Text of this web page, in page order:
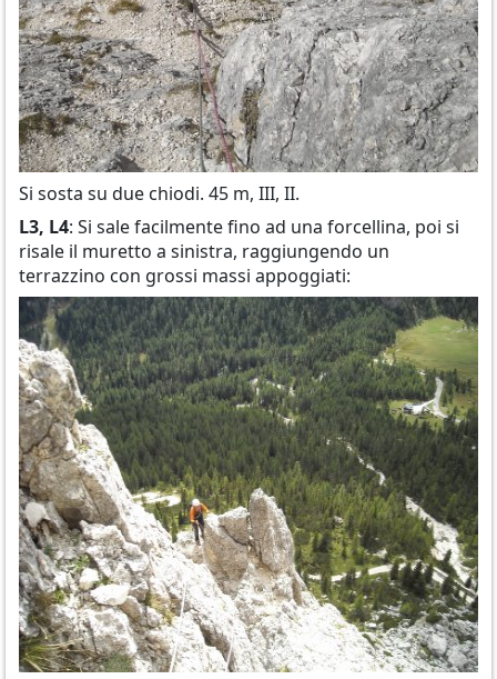
Si sosta su due chiodi. 45 m, III, II.
L3, L4: Si sale facilmente fino ad una forcellina, poi si
risale il muretto a sinistra, raggiungendo un
terrazzino con grossi massi appoggiati: